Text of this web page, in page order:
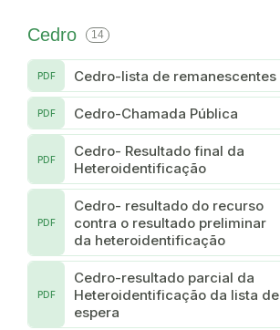
Cedro 14
Cedro-lista de remanescentes
PDF
Cedro-Chamada Pública
PDF
Cedro- Resultado final da
Heteroidentificação
PDF
Cedro- resultado do recurso
contra o resultado preliminar
da heteroidentificação
PDF
Cedro-resultado parcial da
Heteroidentificação da lista de
espera
PDF